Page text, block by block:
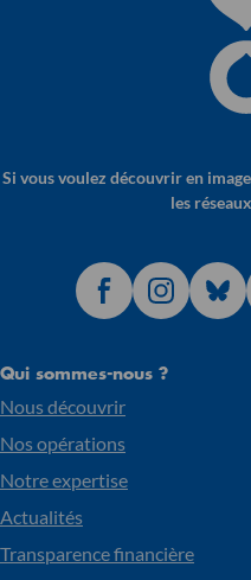
Si vous voulez découvrir en
les
Qui sommes-nous ?
Nous découvrir
Nos opérations
Notre expertise
Actualités
Transparence financière